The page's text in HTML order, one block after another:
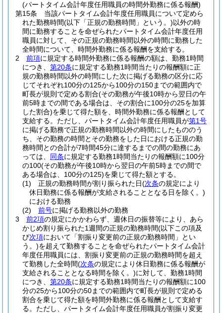
(パートタイム会計年度任用職員の時間外勤務に係る報酬)
第15条
当該パートタイム会計年度任用職員について定めら
れた勤務時間(以下「正規の勤務時間」という。)以外の時
間に勤務することを命ぜられたパートタイム会計年度任用
職員に対して、その正規の勤務時間以外の時間に勤務した
全時間について、時間外勤務に係る報酬を支給する。
2
前項に規定する時間外勤務に係る報酬の額は、勤務1時間
につき、 第20条に規定する勤務1時間当たりの報酬額に正
規の勤務時間以外の時間にした次に掲げる勤務の区分に応
じてそれぞれ100分の125から100分の150までの範囲内で
町長が規則で定める割合(その勤務が午後10時から翌日の午
前5時までの間である場合は、その割合に100分の25を加算
した割合)を乗じて得た額を、時間外勤務に係る報酬として
支給する。 ただし、パートタイム会計年度任用職員が第1号
に掲げる勤務で正規の勤務時間以外の時間にしたもののう
ち、その勤務の時間とその勤務をした日における正規の勤
務時間との合計が7時間45分に達するまでの間の勤務にあ
っては、 同条に規定する勤務1時間当たりの報酬額に100分
の100(その勤務が午後10時から翌日の午前5時までの間で
ある場合は、100分の125)を乗じて得た額とする。
(1)
正規の勤務時間が割り振られた日(次条の規定により
休日勤務に係る報酬が支給されることとなる日を除く。)
における勤務
(2)
前号に掲げる勤務以外の勤務
3
前2項の規定にかかわらず、週休日の振替等により、あら
かじめ割り振られた1週間の正規の勤務時間(以下この項及
び次項において「割振り変更前の正規の勤務時間」とい
う。)を超えて勤務することを命ぜられたパートタイム会計
年度任用職員には、割振り変更前の正規の勤務時間を超え
て勤務した全時間(次条の規定により休日勤務に係る報酬が
支給されることとなる時間を除く。)に対して、勤務1時間
につき、 第20条に規定する勤務1時間当たりの報酬額に100
分の25から100分の50までの範囲内で町長が規則で定める
割合を乗じて得た額を時間外勤務に係る報酬として支給す
る。 ただし、パートタイム会計年度任用職員が割振り変更